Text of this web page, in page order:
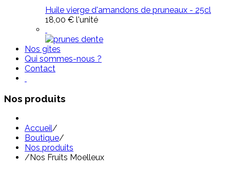
Huile vierge d'amandons de pruneaux - 25cl
18,00 € l'unité
Nos gîtes
Qui sommes-nous ?
Contact
Nos produits
Accueil/
Boutique/
Nos produits
/ Nos Fruits Moelleux